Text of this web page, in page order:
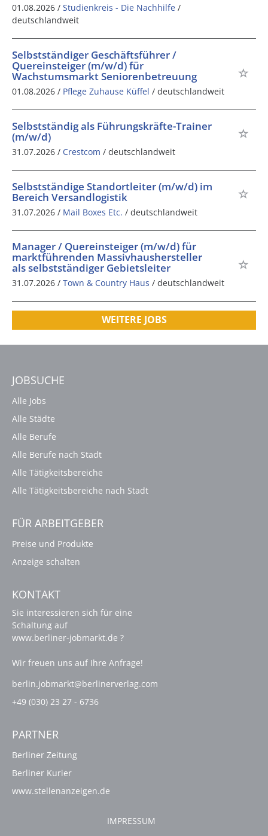
01.08.2026 / Studienkreis - Die Nachhilfe /
deutschlandweit
Selbstständiger Geschäftsführer /
Quereinsteiger (m/w/d) für
Wachstumsmarkt Seniorenbetreuung
01.08.2026 / Pflege Zuhause Küffel / deutschlandweit
Selbstständig als Führungskräfte-Trainer
(m/w/d)
31.07.2026 / Crestcom / deutschlandweit
Selbstständige Standortleiter (m/w/d) im
Bereich Versandlogistik
31.07.2026 / Mail Boxes Etc. / deutschlandweit
Manager / Quereinsteiger (m/w/d) für
marktführenden Massivhaushersteller
als selbstständiger Gebietsleiter
31.07.2026 / Town & Country Haus / deutschlandweit
WEITERE JOBS
JOBSUCHE
Alle Jobs
Alle Städte
Alle Berufe
Alle Berufe nach Stadt
Alle Tätigkeitsbereiche
Alle Tätigkeitsbereiche nach Stadt
FÜR ARBEITGEBER
Preise und Produkte
Anzeige schalten
KONTAKT
Sie interessieren sich für eine
Schaltung auf
www.berliner-jobmarkt.de ?
Wir freuen uns auf Ihre Anfrage!
berlin.jobmarkt@berlinerverlag.com
+49 (030) 23 27 - 6736
PARTNER
Berliner Zeitung
Berliner Kurier
www.stellenanzeigen.de
IMPRESSUM